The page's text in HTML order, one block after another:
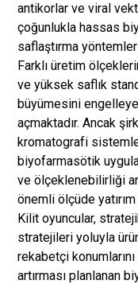
antikorlar ve viral
çoğunlukla hassas
saflaştırma
Farklı üretim
ve yüksek saflık
büyümesini
açmaktadır. Ancak
kromatografi
biyofarmasötik
ve ölçeklenebilirliği
önemli ölçüde yatırım
Kilit oyuncular,
stratejileri yoluyla
rekabetçi
artırması planlanan